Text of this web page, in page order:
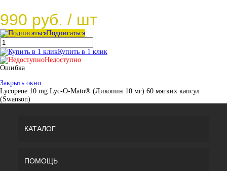
990 руб. / шт
Подписаться
Купить в 1 клик
Недоступно
Ошибка
Закрыть окно
Lycopene 10 mg Lyc-O-Mato® (Ликопин 10 мг) 60 мягких капсул
(Swanson)
КАТАЛОГ
ПОМОЩЬ